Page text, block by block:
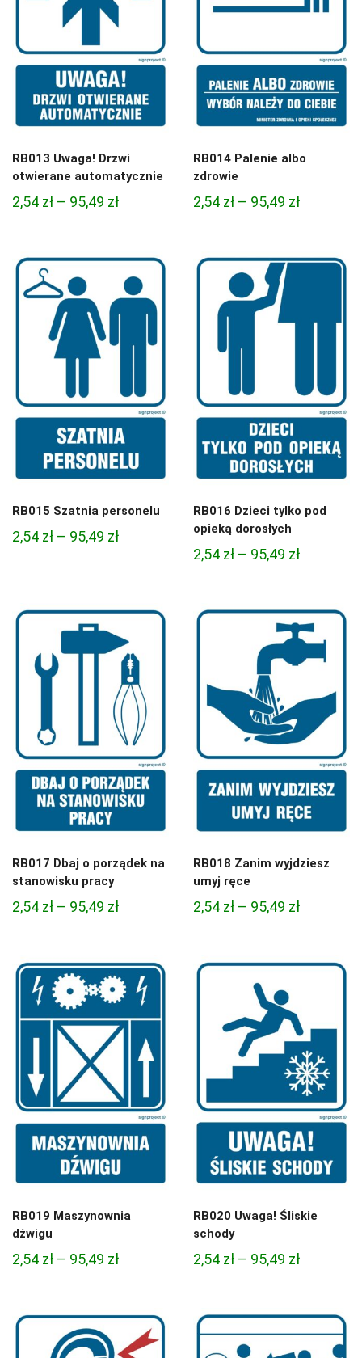
RB013 Uwaga! Drzwi
otwierane automatycznie
2,54 zł – 95,49 złZakres
2,54 zł
do
95,49 zł
RB014 Palenie albo
zdrowie
2,54 zł – 95,49 złZakres
2,54 zł
RB015 Szatnia personelu
2,54 zł – 95,49 złZakres
95,49 zł
RB016 Dzieci tylko pod
opieką dorosłych
2,54 zł – 95,49 złZakres
2,54 zł
do
95,49 zł
RB017 Dbaj o porządek na
stanowisku pracy
2,54 zł – 95,49 złZakres
2,54 zł
do
95,49 zł
RB018 Zanim wyjdziesz
umyj ręce
2,54 zł – 95,49 złZakres
2,54 zł
RB019 Maszynownia
dźwigu
2,54 zł – 95,49 złZakres
2,54 zł
do
RB020 Uwaga! Śliskie
schody
2,54 zł – 95,49 złZakres
2,54 zł
do